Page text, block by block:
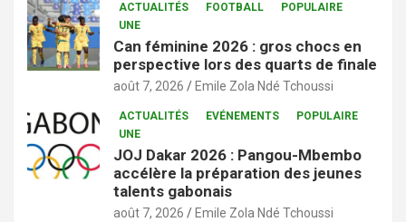
ACTUALITÉS FOOTBALL
POPULAIRE
UNE
Can féminine 2026 : gros chocs en
perspective lors des quarts de finale
août 7, 2026 Emile Zola Ndé Tchoussi
ACTUALITÉS EVÉNEMENTS
POPULAIRE
UNE
JOJ Dakar 2026 : Pangou-Mbembo
accélère la préparation des jeunes
talents gabonais
août 7, 2026 Emile Zola Ndé Tchoussi